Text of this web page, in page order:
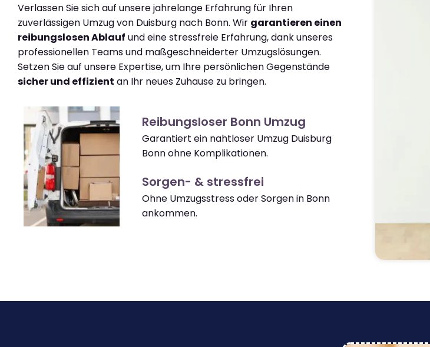
Verlassen Sie sich auf unsere jahrelange Erfahrung für Ihren
zuverlässigen Umzug von Duisburg nach Bonn. Wir garantieren einen
reibungslosen Ablauf und eine stressfreie Erfahrung, dank unseres
professionellen Teams und maßgeschneiderter Umzugslösungen.
Setzen Sie auf unsere Expertise, um Ihre persönlichen Gegenstände
sicher und effizient an Ihr neues Zuhause zu bringen.
Reibungsloser Bonn Umzug
Garantiert ein nahtloser Umzug Duisburg
Bonn ohne Komplikationen.
Sorgen- & stressfrei
Ohne Umzugsstress oder Sorgen in Bonn
ankommen.